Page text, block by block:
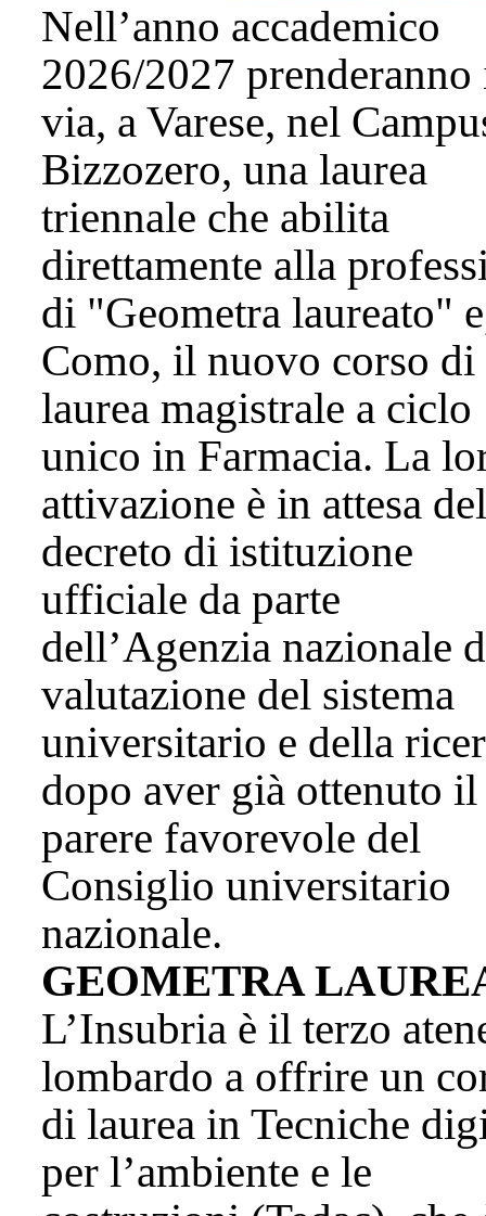
Nell’anno accademico
2026/2027
via, a Varese, nel
Bizzozero, una laurea
triennale che abilita
direttamente alla
di "Geometra laureato"
Como, il nuovo corso di
laurea magistrale a ciclo
unico in Farmacia. La
attivazione è in attesa del
decreto di istituzione
ufficiale da parte
dell’Agenzia nazionale
valutazione del sistema
universitario e della
dopo aver già ottenuto il
parere favorevole del
Consiglio universitario
nazionale.
GEOMETRA
L’Insubria è il terzo
lombardo a offrire un
di laurea in Tecniche
per l’ambiente e le